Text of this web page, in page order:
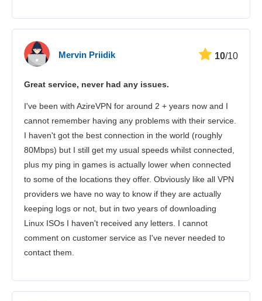
Mervin Priidik 10/10
Great service, never had any issues.
I've been with AzireVPN for around 2 + years now and I
cannot remember having any problems with their service.
I haven't got the best connection in the world (roughly
80Mbps) but I still get my usual speeds whilst connected,
plus my ping in games is actually lower when connected
to some of the locations they offer. Obviously like all VPN
providers we have no way to know if they are actually
keeping logs or not, but in two years of downloading
Linux ISOs I haven't received any letters. I cannot
comment on customer service as I've never needed to
contact them.